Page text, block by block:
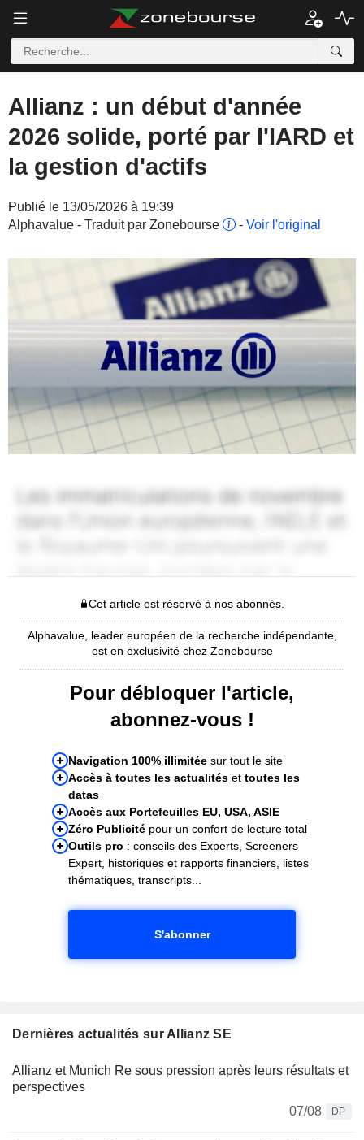
Allianz : un début d'année
2026 solide, porté par l'IARD et
la gestion d'actifs
Publié le 13/05/2026 à 19:39
Alphavalue - Traduit par Zonebourse
- Voir l'original
Cet article est réservé à nos abonnés.
Alphavalue, leader européen de la recherche indépendante,
est en exclusivité chez Zonebourse
Pour débloquer l'article,
abonnez-vous !
Navigation 100% illimitée sur tout le site
Accès à toutes les actualités et toutes les
datas
Accès aux Portefeuilles EU, USA, ASIE
Zéro Publicité pour un confort de lecture total
Outils pro : conseils des Experts, Screeners
Expert, historiques et rapports financiers, listes
thématiques, transcripts...
S'abonner
Dernières actualités sur Allianz SE
Allianz et Munich Re sous pression après leurs résultats et
perspectives
07/08
DP